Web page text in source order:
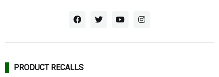
PRODUCT RECALLS